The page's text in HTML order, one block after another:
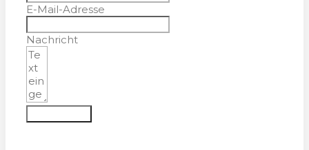
E-Mail-Adresse
Nachricht